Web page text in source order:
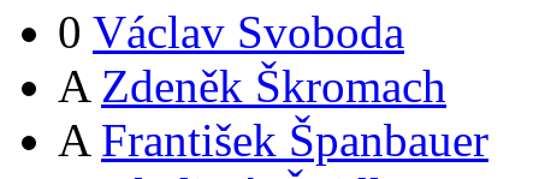
0 Václav Svoboda
A Zdeněk Škromach
A František Španbauer